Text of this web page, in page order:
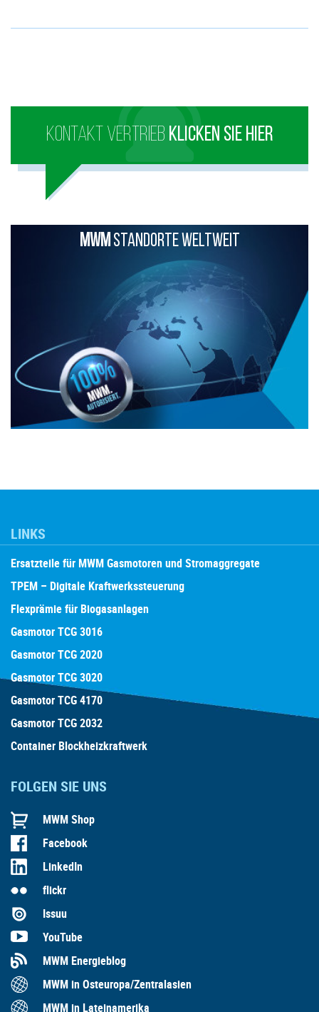
KONTAKT VERTRIEB KLICKEN SIE HIER
MWMSTANDORTE WELTWEIT
LINKS
Ersatzteile für MWM Gasmotoren und Stromaggregate
TPEM – Digitale Kraftwerkssteuerung
Flexprämie für Biogasanlagen
Gasmotor TCG 3016
Gasmotor TCG 2020
Gasmotor TCG 3020
Gasmotor TCG 4170
Gasmotor TCG 2032
Container Blockheizkraftwerk
FOLGEN SIE UNS
MWM Shop
Facebook
LinkedIn
flickr
Issuu
YouTube
MWM Energieblog
MWM in Osteuropa/Zentralasien
MWM in Lateinamerika